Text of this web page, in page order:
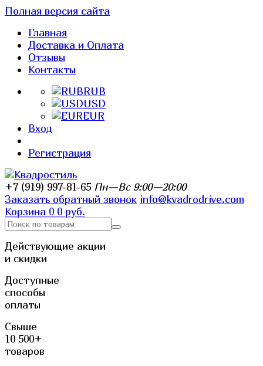
Полная версия сайта
Главная
Доставка и Оплата
Отзывы
Контакты
RUB
USD
EUR
Вход
Регистрация
+7 (919) 997-81-65 Пн—Вс 9:00—20:00
Заказать обратный звонок info@kvadrodrive.com
Корзина 0 0 руб.
Действующие акции
и скидки
Доступные
способы
оплаты
Свыше
10 500+
товаров